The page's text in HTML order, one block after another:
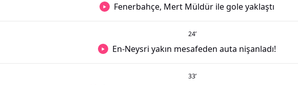
Fenerbahçe, Mert Müldür ile gole yaklaştı
24’
En-Neysri yakın mesafeden auta nişanladı!
33’